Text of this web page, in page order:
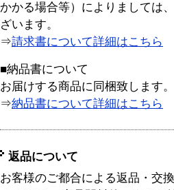
かかる場合等）によりましては
ざいます。
⇒請求書について詳細はこちら
■納品書について
お届けする商品に同梱致します。
⇒納品書について詳細はこちら
返品について
お客様のご都合による返品・交